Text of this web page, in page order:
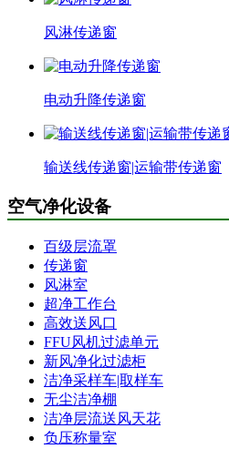
风淋传递窗
电动升降传递窗
输送线传递窗|运输带传递窗
空气净化设备
百级层流罩
传递窗
风淋室
超净工作台
高效送风口
FFU风机过滤单元
新风净化过滤柜
洁净采样车|取样车
无尘洁净棚
洁净层流送风天花
负压称量室